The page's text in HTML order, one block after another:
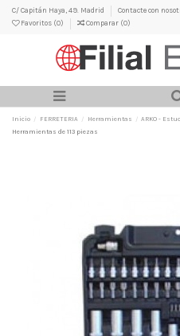
C/ Capitán Haya, 49. Madrid
Contacte con
Favoritos (0) Comparar (0)
Inicio FERRETERIA Herramientas ARKO -
Herramientas de 113 piezas